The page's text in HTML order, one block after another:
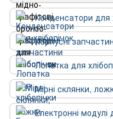
Конденсатори для
Корпусні
Лопатка для
Мірні склянки,
Електронні модулі